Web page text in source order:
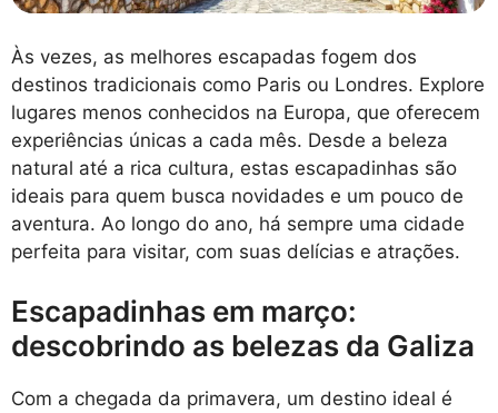
Às vezes, as melhores escapadas fogem dos
destinos tradicionais como Paris ou Londres. Explore
lugares menos conhecidos na Europa, que oferecem
experiências únicas a cada mês. Desde a beleza
natural até a rica cultura, estas escapadinhas são
ideais para quem busca novidades e um pouco de
aventura. Ao longo do ano, há sempre uma cidade
perfeita para visitar, com suas delícias e atrações.
Escapadinhas em março:
descobrindo as belezas da Galiza
Com a chegada da primavera, um destino ideal é